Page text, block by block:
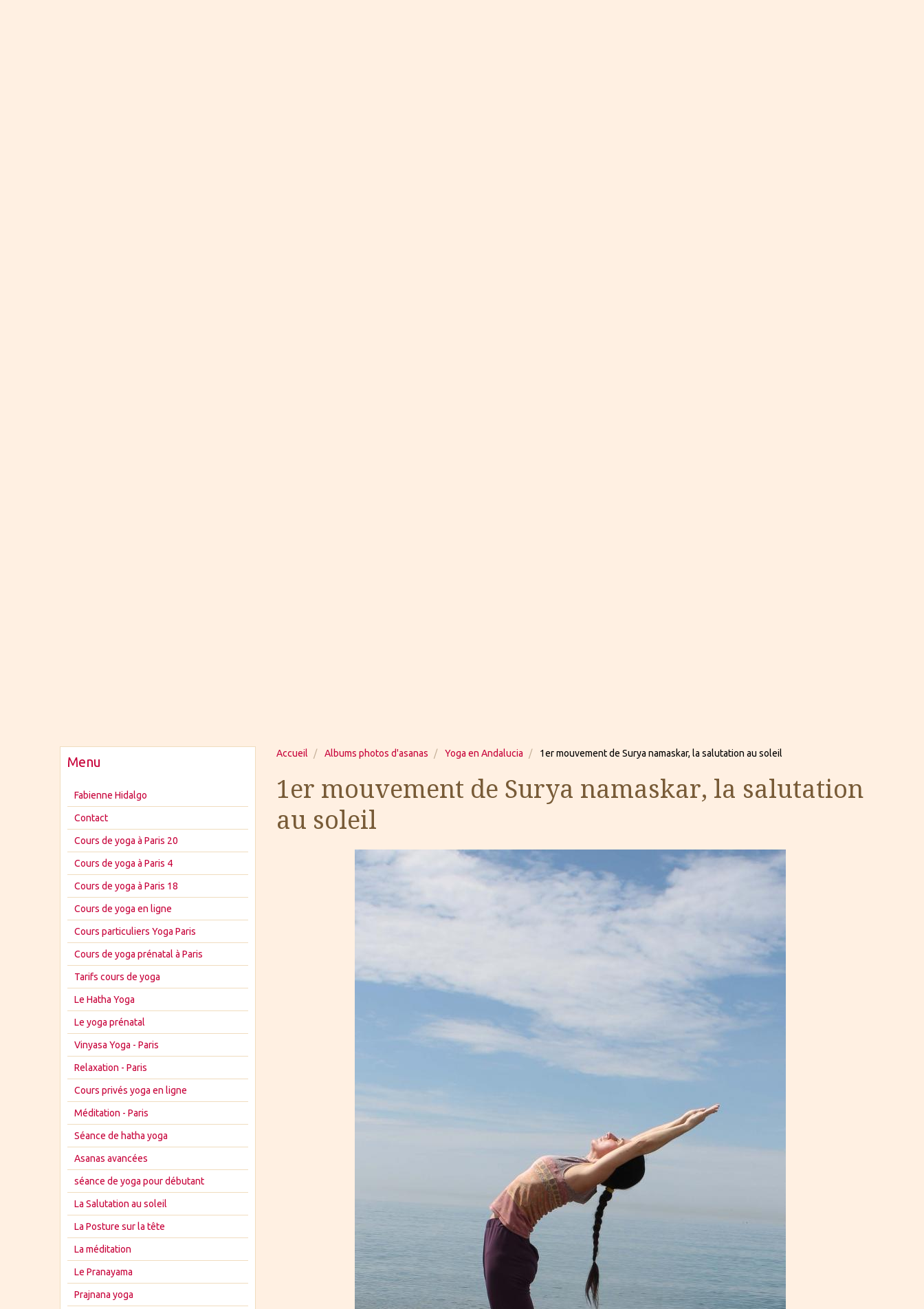
Accueil Albums photos d'asanas Yoga en Andalucia 1er mouvement de Surya namaskar, la salutation au soleil
1er mouvement de Surya namaskar, la salutation
au soleil
Menu
Fabienne Hidalgo
Contact
Cours de yoga à Paris 20
Cours de yoga à Paris 4
Cours de yoga à Paris 18
Cours de yoga en ligne
Cours particuliers Yoga Paris
Cours de yoga prénatal à Paris
Tarifs cours de yoga
Le Hatha Yoga
Le yoga prénatal
Vinyasa Yoga - Paris
Relaxation - Paris
Cours privés yoga en ligne
Méditation - Paris
Séance de hatha yoga
Asanas avancées
séance de yoga pour débutant
La Salutation au soleil
La Posture sur la tête
La méditation
Le Pranayama
Prajnana yoga